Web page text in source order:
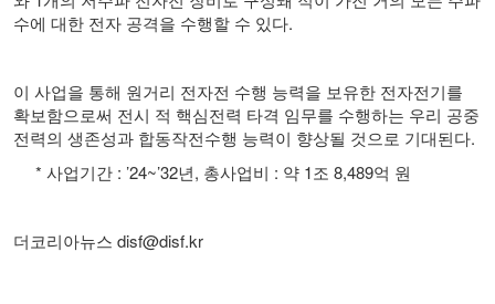
수에 대한 전자 공격을 수행할 수 있다.
이 사업을 통해 원거리 전자전 수행 능력을 보유한 전자전기를
확보함으로써 전시 적 핵심전력 타격 임무를 수행하는 우리 공중
전력의 생존성과 합동작전수행 능력이 향상될 것으로 기대된다.
* 사업기간 : ’24~’32년, 총사업비 : 약 1조 8,489억 원
더코리아뉴스 disf@disf.kr